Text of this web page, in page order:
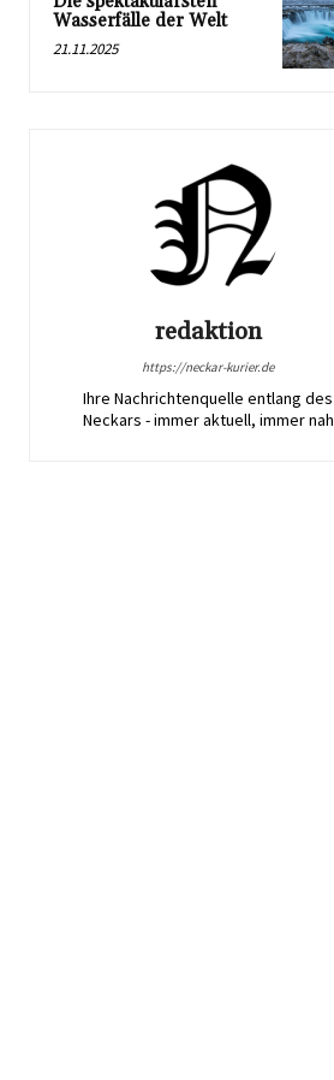
Wasserfälle der Welt
21.11.2025
redaktion
https://neckar-kurier.de
Ihre Nachrichtenquelle entlang des
Neckars - immer aktuell, immer nah